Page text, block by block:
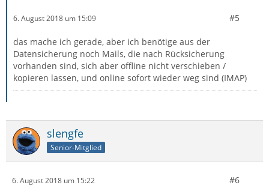
6. August 2018 um 15:09 #5
das mache ich gerade, aber ich benötige aus der
Datensicherung noch Mails, die nach Rücksicherung
vorhanden sind, sich aber offline nicht verschieben /
kopieren lassen, und online sofort wieder weg sind (IMAP)
slengfe
Senior-Mitglied
6. August 2018 um 15:22 #6